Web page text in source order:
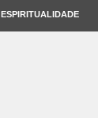
ESPIRITUALIDADE